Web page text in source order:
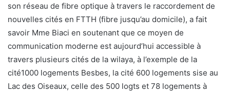
son réseau de fibre optique à travers le raccordement de
nouvelles cités en FTTH (fibre jusqu’au domicile), a fait
savoir Mme Biaci en soutenant que ce moyen de
communication moderne est aujourd’hui accessible à
travers plusieurs cités de la wilaya, à l’exemple de la
cité1000 logements Besbes, la cité 600 logements sise au
Lac des Oiseaux, celle des 500 logts et 78 logements à